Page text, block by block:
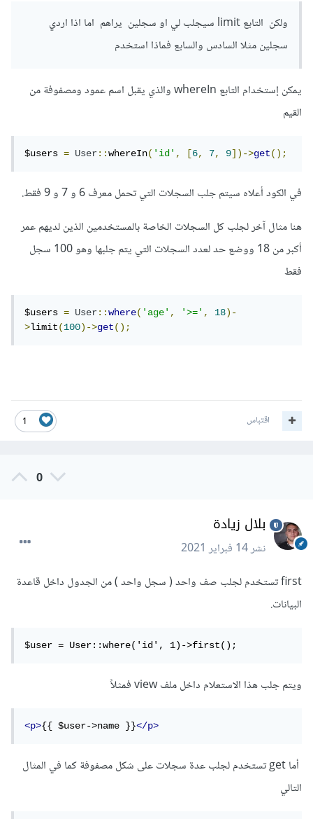
ولكن التابع limit سيجلب لي او سجلين يراهم اما اذا اردي
سجلين مثلا السادس والسابع فماذا استخدم
يمكن إستخدام التابع whereIn والذي يقبل اسم عمود ومصفوفة من
القيم
$users = User::whereIn('id', [6, 7, 9])->get();
في الكود أعلاه سيتم جلب السجلات التي تحمل معرف 6 و 7 و 9 فقط.
هنا مثال آخر لجلب كل السجلات الخاصة بالمستخدمين الذين لديهم عمر
أكبر من 18 ووضع حد لعدد السجلات التي يتم جلبها وهو 100 سجل
فقط
$users = User::where('age', '>=', 18)-
>limit(100)->get();
1 اقتباس
0
بلال زيادة
نشر14 فبراير 2021
first تستخدم لجلب صف واحد ( سجل واحد ) من الجدول داخل قاعدة
البيانات.
$user = User::where('id', 1)->first();
ويتم جلب هذا الاستعلام داخل ملف view فمثلاً
<p>{{ $user->name }}</p>
أما get تستخدم لجلب عدة سجلات على شكل مصفوفة كما في المثال
التالي